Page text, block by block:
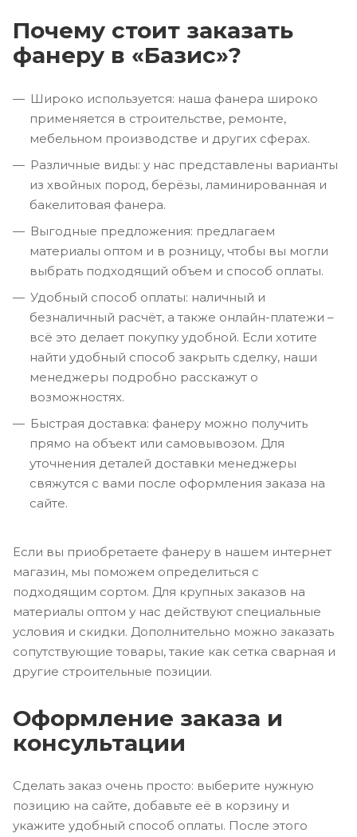
Почему стоит заказать
фанеру в «Базис»?
Широко используется: наша фанера широко
применяется в строительстве, ремонте,
мебельном производстве и других сферах.
Различные виды: у нас представлены варианты
из хвойных пород, берёзы, ламинированная и
бакелитовая фанера.
Выгодные предложения: предлагаем
материалы оптом и в розницу, чтобы вы могли
выбрать подходящий объем и способ оплаты.
Удобный способ оплаты: наличный и
безналичный расчёт, а также онлайн-платежи –
всё это делает покупку удобной. Если хотите
найти удобный способ закрыть сделку, наши
менеджеры подробно расскажут о
возможностях.
Быстрая доставка: фанеру можно получить
прямо на объект или самовывозом. Для
уточнения деталей доставки менеджеры
свяжутся с вами после оформления заказа на
сайте.
Если вы приобретаете фанеру в нашем интернет
магазин, мы поможем определиться с
подходящим сортом. Для крупных заказов на
материалы оптом у нас действуют специальные
условия и скидки. Дополнительно можно заказать
сопутствующие товары, такие как сетка сварная и
другие строительные позиции.
Оформление заказа и
консультации
Сделать заказ очень просто: выберите нужную
позицию на сайте, добавьте её в корзину и
укажите удобный способ оплаты. После этого